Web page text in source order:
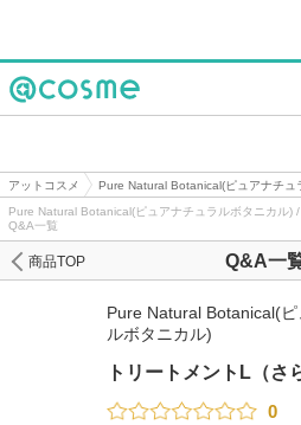
アットコスメ Pure Natural Botanical(ピュアナチュ
Pure Natural Botanical(ピュアナチュラルボタニカル)
Q&A一覧
Q&A一
商品TOP
Pure Natural Botanical(ピ
ルボタニカル)
トリートメントL（さ
0